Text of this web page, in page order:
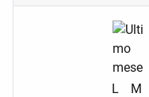
L M